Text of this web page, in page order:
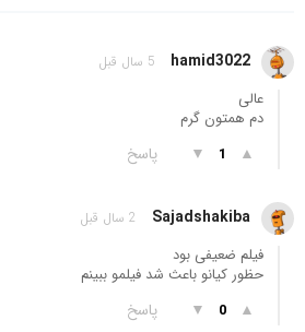
hamid3022 5 سال قبل
عالی
دم همتون گرم
▲
1
▼ پاسخ
Sajadshakiba 2 سال قبل
فیلم ضعیفی بود
حظور کیانو باعث شد فیلمو ببینم
▲
0
▼ پاسخ